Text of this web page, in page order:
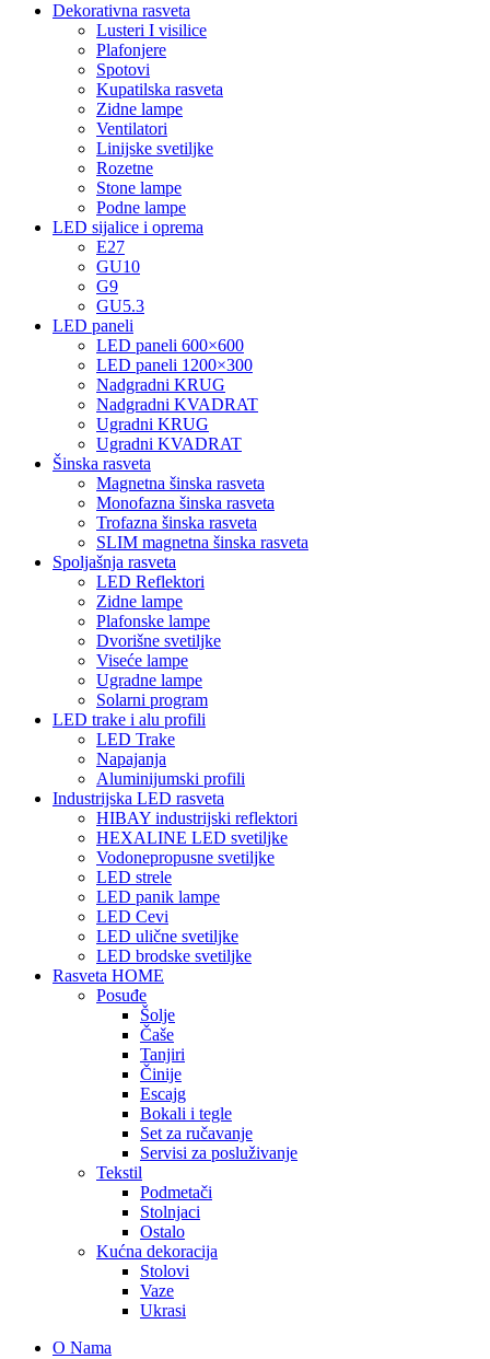
Dekorativna rasveta
Lusteri I visilice
Plafonjere
Spotovi
Kupatilska rasveta
Zidne lampe
Ventilatori
Linijske svetiljke
Rozetne
Stone lampe
Podne lampe
LED sijalice i oprema
E27
GU10
G9
GU5.3
LED paneli
LED paneli 600×600
LED paneli 1200×300
Nadgradni KRUG
Nadgradni KVADRAT
Ugradni KRUG
Ugradni KVADRAT
Šinska rasveta
Magnetna šinska rasveta
Monofazna šinska rasveta
Trofazna šinska rasveta
SLIM magnetna šinska rasveta
Spoljašnja rasveta
LED Reflektori
Zidne lampe
Plafonske lampe
Dvorišne svetiljke
Viseće lampe
Ugradne lampe
Solarni program
LED trake i alu profili
LED Trake
Napajanja
Aluminijumski profili
Industrijska LED rasveta
HIBAY industrijski reflektori
HEXALINE LED svetiljke
Vodonepropusne svetiljke
LED strele
LED panik lampe
LED Cevi
LED ulične svetiljke
LED brodske svetiljke
Rasveta HOME
Posuđe
Šolje
Čaše
Tanjiri
Činije
Escajg
Bokali i tegle
Set za ručavanje
Servisi za posluživanje
Tekstil
Podmetači
Stolnjaci
Ostalo
Kućna dekoracija
Stolovi
Vaze
Ukrasi
O Nama